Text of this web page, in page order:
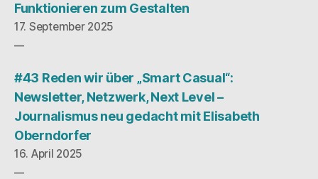
Funktionieren zum Gestalten
17. September 2025
#43 Reden wir über „Smart Casual“:
Newsletter, Netzwerk, Next Level –
Journalismus neu gedacht mit Elisabeth
Oberndorfer
16. April 2025